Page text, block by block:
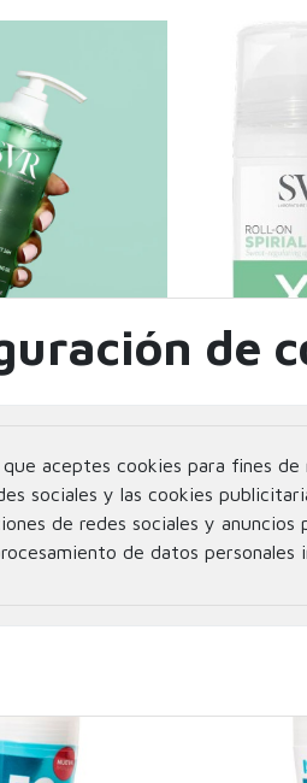
LIMPIADOR
FRESCOR INTE
SVR
de
aceptes cookies para fines de
sociales y las cookies
de redes sociales y anuncios
de datos personales